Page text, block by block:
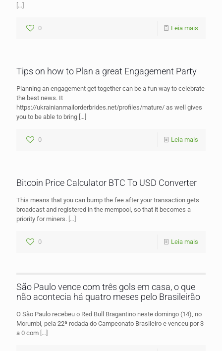
[…]
0 Leia mais
Tips on how to Plan a great Engagement Party
Planning an engagement get together can be a fun way to celebrate
the best news. It
https://ukrainianmailorderbrides.net/profiles/mature/ as well gives
you to be able to bring […]
0 Leia mais
Bitcoin Price Calculator BTC To USD Converter
This means that you can bump the fee after your transaction gets
broadcast and registered in the mempool, so that it becomes a
priority for miners. […]
0 Leia mais
São Paulo vence com três gols em casa, o que
não acontecia há quatro meses pelo Brasileirão
O São Paulo recebeu o Red Bull Bragantino neste domingo (14), no
Morumbi, pela 22ª rodada do Campeonato Brasileiro e venceu por 3
a 0 com […]